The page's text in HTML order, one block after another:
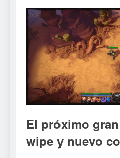
El próximo
wipe y nuevo